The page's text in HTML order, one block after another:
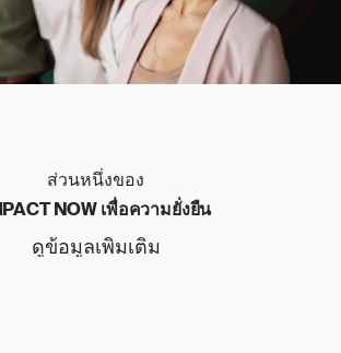
ส่วนหนึ่งของ
NOW เพื่อความยั่งยืน
ดูข้อมูลเพิ่มเติม